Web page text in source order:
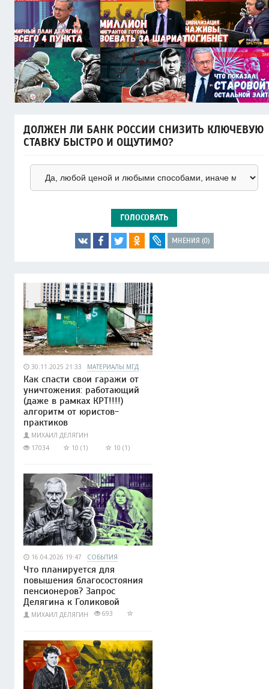
ДОЛЖЕН ЛИ БАНК РОССИИ СНИЗИТЬ КЛЮЧЕВУЮ
СТАВКУ БЫСТРО И ОЩУТИМО?
ГОЛОСОВАТЬ
МНЕНИЯ (0)
30.11.2025 21:33 МАТЕРИАЛЫ МГД
Как спасти свои гаражи от
уничтожения: работающий
(даже в рамках КРТ!!!!)
алгоритм от юристов-
практиков
МИХАИЛ ДЕЛЯГИН
17034
10 (1) 10 (1)
16.04.2026 19:47 СОБЫТИЯ
Что планируется для
повышения благосостояния
пенсионеров? Запрос
Делягина к Голиковой
МИХАИЛ ДЕЛЯГИН 693